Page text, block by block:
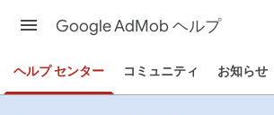
Google AdMob ヘルプ
ヘルプ センター コミュニティ お知らせ